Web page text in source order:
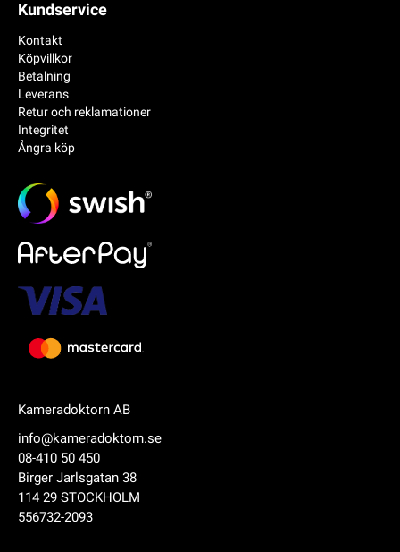
Kameradoktorn AB
info@kameradoktorn.se
08-410 50 450
Birger Jarlsgatan 38
114 29 STOCKHOLM
556732-2093
Kundservice
Kontakt
Köpvillkor
Betalning
Leverans
Retur och reklamationer
Integritet
Ångra köp